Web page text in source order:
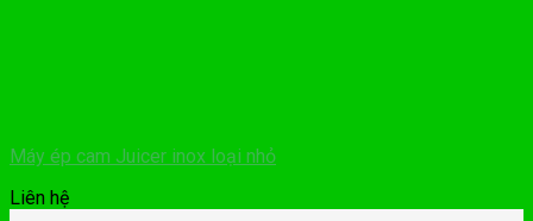
Máy ép cam Juicer inox loại nhỏ
Liên hệ